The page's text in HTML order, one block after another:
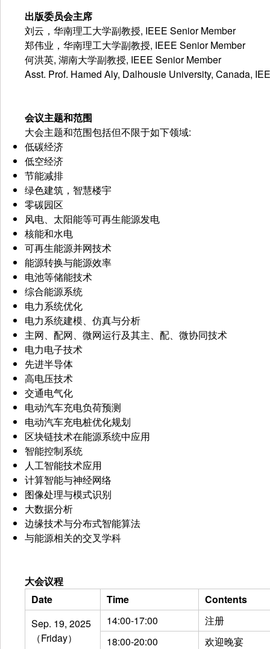
出版委员会主席
刘云，华南理工大学副教授, IEEE Senior Member
郑伟业，华南理工大学副教授, IEEE Senior Member
何洪英, 湖南大学副教授, IEEE Senior Member
Asst. Prof. Hamed Aly, Dalhousie University, Canada,
会议主题和范围
大会主题和范围包括但不限于如下领域:
低碳经济
低空经济
节能减排
绿色建筑，智慧楼宇
零碳园区
风电、太阳能等可再生能源发电
核能和水电
可再生能源并网技术
能源转换与能源效率
电池等储能技术
综合能源系统
电力系统优化
电力系统建模、仿真与分析
主网、配网、微网运行及其主、配、微协同技术
电力电子技术
先进半导体
高电压技术
交通电气化
电动汽车充电负荷预测
电动汽车充电桩优化规划
区块链技术在能源系统中应用
智能控制系统
人工智能技术应用
计算智能与神经网络
图像处理与模式识别
大数据分析
边缘技术与分布式智能算法
与能源相关的交叉学科
大会议程
Date
Time
Contents
Sep. 19, 2025
（Friday）
14:00-17:00
注册
18:00-20:00
欢迎晚宴